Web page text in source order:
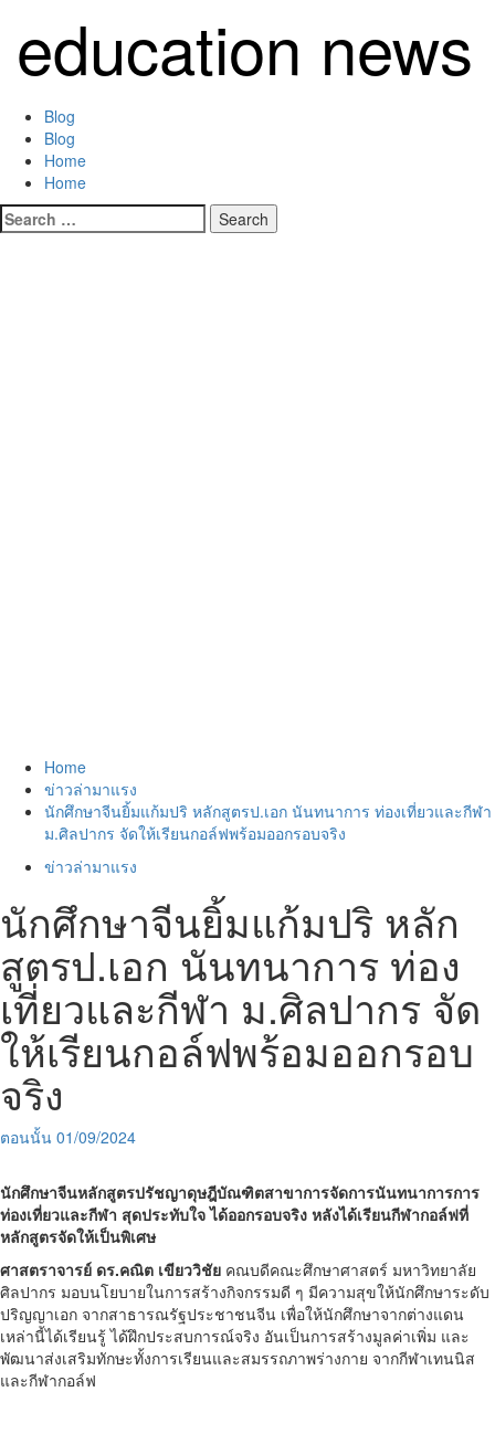
content
education news
Primary
Menu
Blog
Blog
Home
Home
Search
for:
Home
ข่าวล่ามาแรง
นักศึกษาจีนยิ้มแก้มปริ หลักสูตรป.เอก นันทนาการ ท่องเที่ยวและกีฬา
ม.ศิลปากร จัดให้เรียนกอล์ฟพร้อมออกรอบจริง
ข่าวล่ามาแรง
นักศึกษาจีนยิ้มแก้มปริ หลัก
สูตรป.เอก นันทนาการ ท่อง
เที่ยวและกีฬา ม.ศิลปากร จัด
ให้เรียนกอล์ฟพร้อมออกรอบ
จริง
ตอนนั้น 01/09/2024
นักศึกษาจีนหลักสูตรปรัชญาดุษฎีบัณฑิตสาขาการจัดการนันทนาการการ
ท่องเที่ยวและกีฬา สุดประทับใจ ได้ออกรอบจริง หลังได้เรียนกีฬากอล์ฟที่
หลักสูตรจัดให้เป็นพิเศษ
ศาสตราจารย์ ดร.คณิต เขียววิชัย คณบดีคณะศึกษาศาสตร์ มหาวิทยาลัย
ศิลปากร มอบนโยบายในการสร้างกิจกรรมดี ๆ มีความสุขให้นักศึกษาระดับ
ปริญญาเอก จากสาธารณรัฐประชาชนจีน เพื่อให้นักศึกษาจากต่างแดน
เหล่านี้ได้เรียนรู้ ได้ฝึกประสบการณ์จริง อันเป็นการสร้างมูลค่าเพิ่ม และ
พัฒนาส่งเสริมทักษะทั้งการเรียนและสมรรถภาพร่างกาย จากกีฬาเทนนิส
และกีฬากอล์ฟ